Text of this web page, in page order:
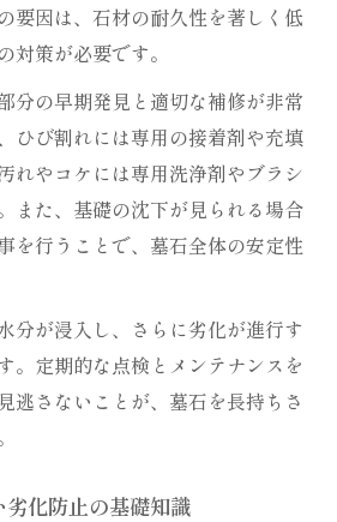
要因は、石材の耐久性を著しく低
対策が必要です。
分の早期発見と適切な補修が非常
ひび割れには専用の接着剤や充填
れやコケには専用洗浄剤やブラシ
また、基礎の沈下が見られる場合
を行うことで、墓石全体の安定性
分が浸入し、さらに劣化が進行す
。定期的な点検とメンテナンスを
逃さないことが、墓石を長持ちさ
化防止の基礎知識